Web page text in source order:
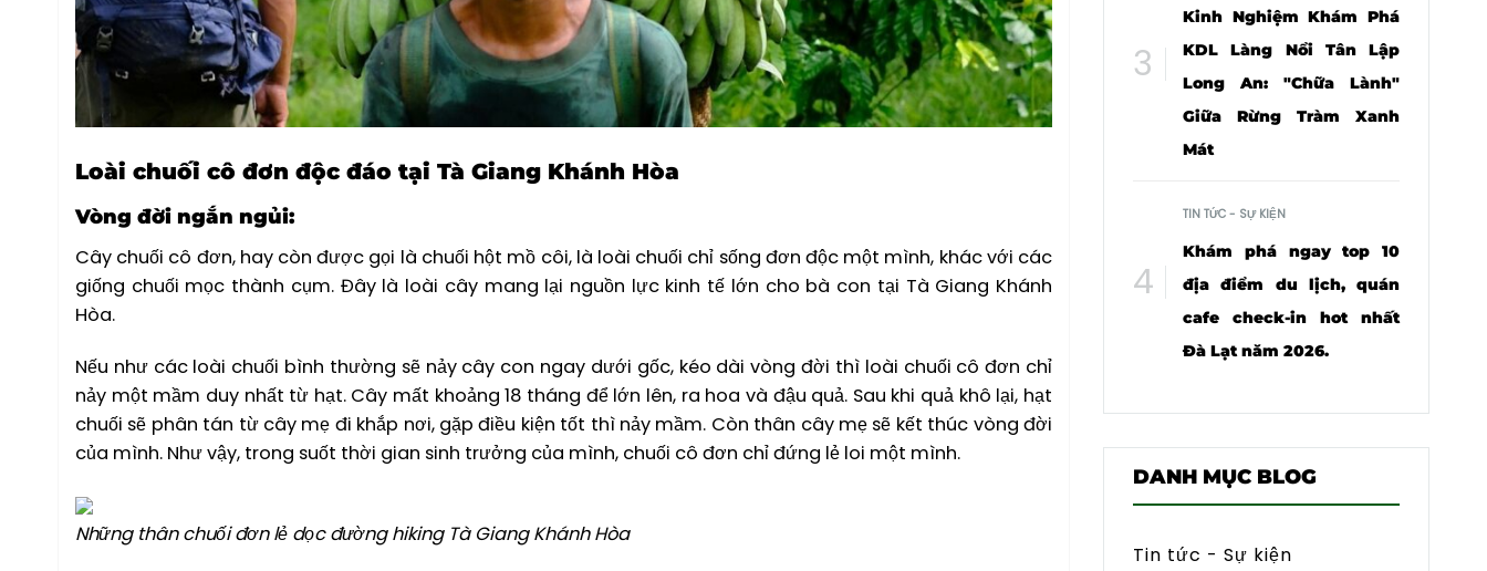
Loài chuối cô đơn độc đáo tại Tà Giang Khánh Hòa
Vòng đời ngắn ngủi:
Cây chuối cô đơn, hay còn được gọi là chuối hột mồ côi, là loài chuối chỉ sống đơn độc một mình, khác với các
giống chuối mọc thành cụm. Đây là loài cây mang lại nguồn lực kinh tế lớn cho bà con tại Tà Giang Khánh
Hòa.
Nếu như các loài chuối bình thường sẽ nảy cây con ngay dưới gốc, kéo dài vòng đời thì loài chuối cô đơn chỉ
nảy một mầm duy nhất từ hạt. Cây mất khoảng 18 tháng để lớn lên, ra hoa và đậu quả. Sau khi quả khô lại, hạt
chuối sẽ phân tán từ cây mẹ đi khắp nơi, gặp điều kiện tốt thì nảy mầm. Còn thân cây mẹ sẽ kết thúc vòng đời
của mình. Như vậy, trong suốt thời gian sinh trưởng của mình, chuối cô đơn chỉ đứng lẻ loi một mình.
Những thân chuối đơn lẻ dọc đường hiking Tà Giang Khánh Hòa
Kinh Nghiệm Khám Phá
KDL Làng Nổi Tân Lập
Long An: "Chữa Lành"
Giữa Rừng Tràm Xanh
Mát
TIN TỨC - SỰ KIỆN
Khám phá ngay top 10
địa điểm du lịch, quán
cafe check-in hot nhất
Đà Lạt năm 2026.
DANH MỤC BLOG
Tin tức - Sự kiện